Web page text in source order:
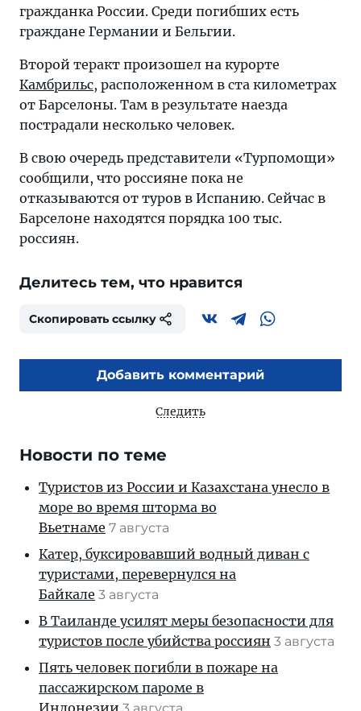
гражданка России. Среди погибших есть
граждане Германии и Бельгии.
Второй теракт произошел на курорте
Камбрильс, расположенном в ста километрах
от Барселоны. Там в результате наезда
пострадали несколько человек.
В свою очередь представители «Турпомощи»
сообщили, что россияне пока не
отказываются от туров в Испанию. Сейчас в
Барселоне находятся порядка 100 тыс.
россиян.
Делитесь тем, что нравится
Скопировать ссылку
Добавить комментарий
Следить
Новости по теме
Туристов из России и Казахстана унесло в
море во время шторма во
Вьетнаме 7 августа
Катер, буксировавший водный диван с
туристами, перевернулся на
Байкале 3 августа
В Таиланде усилят меры безопасности для
туристов после убийства россиян 3 августа
Пять человек погибли в пожаре на
пассажирском пароме в
Индонезии